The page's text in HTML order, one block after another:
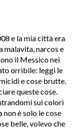
e la mia città era
narcos e
il Messico nei
orribile: leggi le
e cose brutte.
queste cose.
sui colori
non è solo le cose
belle, volevo che